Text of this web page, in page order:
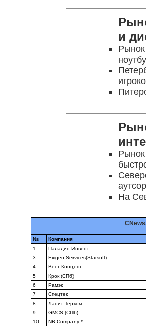
и
Рынок
На
№
Компания
1
Паладин-Инвент
3
Exigen Services(Starsoft)
4
Вест-Концепт
5
Крок (СПб)
6
Рамэк
7
Спецтек
8
Ланит-Терком
9
GMCS (СПб)
10
NB Company *